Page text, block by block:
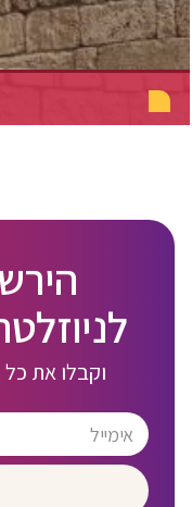
וקבלו את